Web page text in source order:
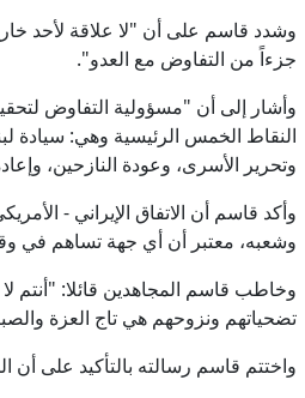
وشدد قاسم على أن "لا علاقة لأحد خارج
جزءاً من التفاوض مع العدو".
وأشار إلى أن "مسؤولية التفاوض
النقاط الخمس الرئيسية وهي: سيادة
وتحرير الأسرى، وعودة النازحين،
وأكد قاسم أن الاتفاق الإيراني -
وشعبه، معتبر أن أي جهة تساهم
وخاطب قاسم المجاهدين قائلا: "أنتم
تضحياتهم ونزوحهم هي تاج العزة
واختتم قاسم رسالته بالتأكيد على أن